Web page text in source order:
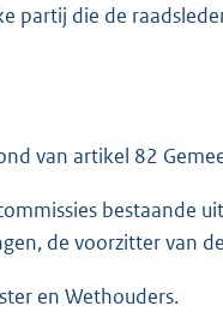
partij die de
van artikel 82
bestaande
de voorzitter van
en Wethouders.